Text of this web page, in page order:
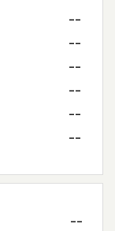
--
--
--
--
--
--
--